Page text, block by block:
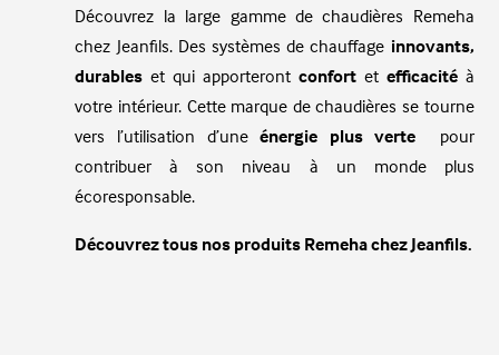
Découvrez la large gamme de chaudières Remeha
chez Jeanfils. Des systèmes de chauffage innovants,
durables et qui apporteront confortet efficacitéà
votre intérieur. Cette marque de chaudières se tourne
vers l’utilisation d’uneénergie plus verte pour
contribuer à son niveau à un monde plus
écoresponsable.
Découvrez tous nos produits Remeha chez Jeanfils.